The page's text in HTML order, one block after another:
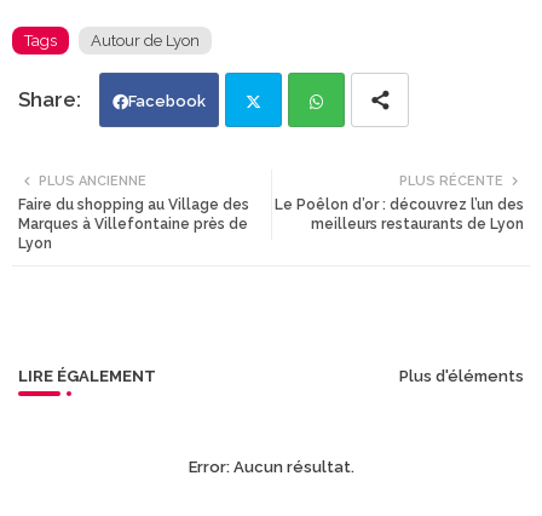
Tags Autour de Lyon
Facebook
tte ats
PLUS RÉCENTE
Le Poêlon d’or : découvrez l’un des
meilleurs restaurants de Lyon
PLUS ANCIENNE
Faire du shopping au Village des
Marques à Villefontaine près de
Lyon
LIRE ÉGALEMENT Plus d'éléments
Error:Aucun résultat.